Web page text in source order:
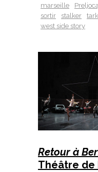
marseille
sortir
stalker
west side story
Retour à
Théâtre de